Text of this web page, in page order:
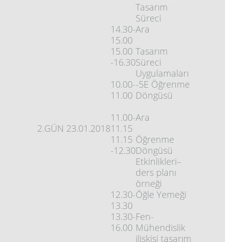
Tasarım
Süreci
14.30-
15.00
Ara
15.00
-16.30
Tasarım
Süreci
Uygulamaları
2.GÜN 23.01.2018
10.00-
11.00
-5E Öğrenme
Döngüsü
11.00-
11.15
Ara
11.15
-12.30
Öğrenme
Döngüsü
Etkinlikleri–
ders planı
örneği
12.30-
13.30
Öğle Yemeği
13.30-
16.00
Fen-
Mühendislik
ilişkisi tasarım